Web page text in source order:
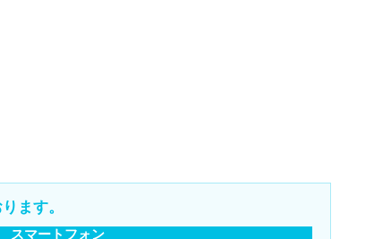
ます。
スマートフォン